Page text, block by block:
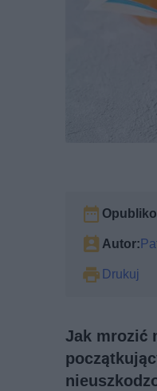
Autor:
Drukuj
Jak mrozić